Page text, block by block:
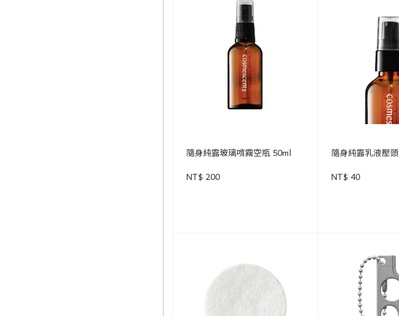
隨身純露玻璃噴霧空瓶 50ml
NT$ 200
隨身純露乳液壓頭
NT$ 40